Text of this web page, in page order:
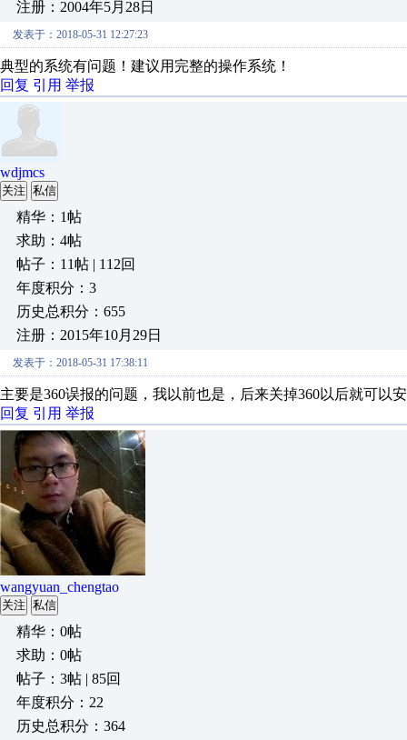
注册：2004年5月28日
发表于：2018-05-31 12:27:23
典型的系统有问题！建议用完整的操作系统！
回复 引用 举报
wdjmcs
关注 私信
精华：1帖
求助：4帖
帖子：11帖 | 112回
年度积分：3
历史总积分：655
注册：2015年10月29日
发表于：2018-05-31 17:38:11
主要是360误报的问题，我以前也是，后来关掉360以后就可以
回复 引用 举报
wangyuan_chengtao
关注 私信
精华：0帖
求助：0帖
帖子：3帖 | 85回
年度积分：22
历史总积分：364